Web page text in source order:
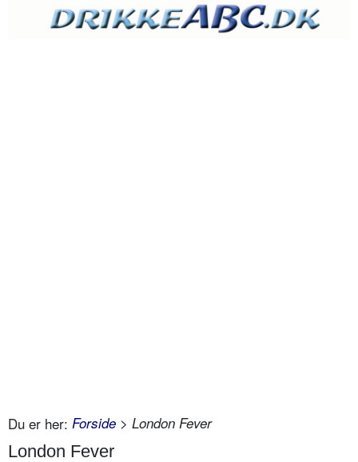
Du er her: Forside > London Fever
London Fever